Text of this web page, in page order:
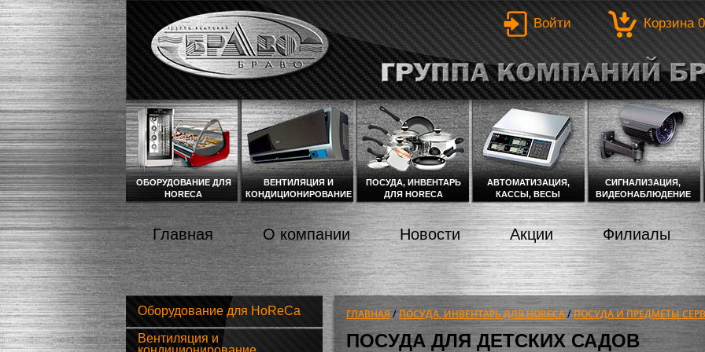
Перейти к основному содержанию
Войти Корзина 0
ОБОРУДОВАНИЕ ДЛЯ
HORECA
ВЕНТИЛЯЦИЯ И
КОНДИЦИОНИРОВАНИЕ
ПОСУДА, ИНВЕНТАРЬ
ДЛЯ HORECA
АВТОМАТИЗАЦИЯ,
КАССЫ, ВЕСЫ
СИГНАЛИЗАЦИЯ,
ВИДЕОНАБЛЮДЕНИЕ
ГЛАВНОЕ МЕНЮ
Главная О компании Новости Акции Филиалы
Оборудование для HoReCa
Вентиляция и
ВЫ ЗДЕСЬ
ГЛАВНАЯ / ПОСУДА, ИНВЕНТАРЬ ДЛЯ HORECA/ПОСУДА И ПРЕДМЕТЫ
ПОСУДА ДЛЯ ДЕТСКИХ САДОВ